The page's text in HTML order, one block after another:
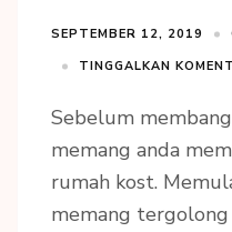
SEPTEMBER 12, 2019
TINGGALKAN
Sebelum
memang anda
rumah kost.
memang